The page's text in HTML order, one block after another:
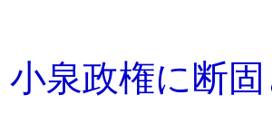
小泉政権に断